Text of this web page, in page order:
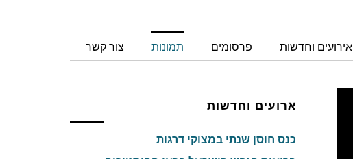
אירועים וחדשות פרסומים תמונות צור קשר
ארועים וחדשות
כנס חוסן שנתי במצוקי דרגות